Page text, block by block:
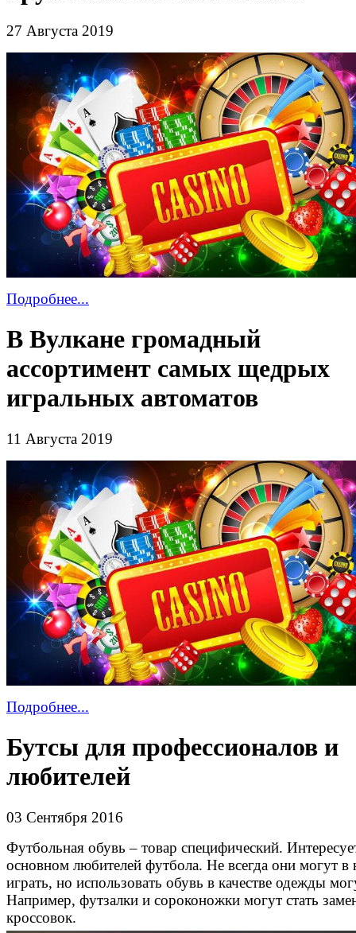
27 Августа 2019
Подробнее...
В Вулкане громадный
ассортимент самых щедрых
игральных автоматов
11 Августа 2019
Подробнее...
Бутсы для профессионалов и
любителей
03 Сентября 2016
Футбольная обувь – товар специфический.
основном любителей футбола. Не всегда они могут в
играть, но использовать обувь в качестве одежды
Например, футзалки и сороконожки могут стать
кроссовок.